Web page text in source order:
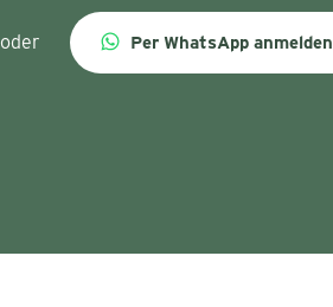
oder Per WhatsApp anmelden